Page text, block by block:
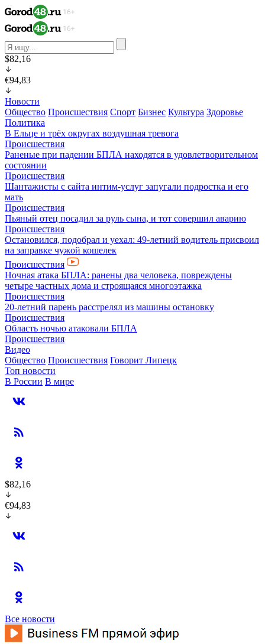
$82,16
€94,83
Новости
Общество Происшествия Спорт Бизнес Культура Здоровье
Политика
В Ельце и трёх округах воздушная тревога
Происшествия
Раненые при падении БПЛА находятся в удовлетворительном
состоянии
Происшествия
Шантажисты с сайта интим-услуг запугали подростка и его
мать
Происшествия
Пьяный отец посадил за руль сына, и тот совершил аварию
Происшествия
Остановился, подобрал и уехал: 49-летний водитель присвоил
на заправке чужой кошелек
Происшествия
Ночная атака БПЛА: ранены два человека, повреждены
четыре частных дома и строящаяся многоэтажка
Происшествия
20-летний парень расстрелял из машины остановку
Происшествия
Область ночью атаковали БПЛА
Происшествия
Видео
Общество Происшествия Говорит Липецк
Топ новости
В России В мире
$82,16
€94,83
Все новости